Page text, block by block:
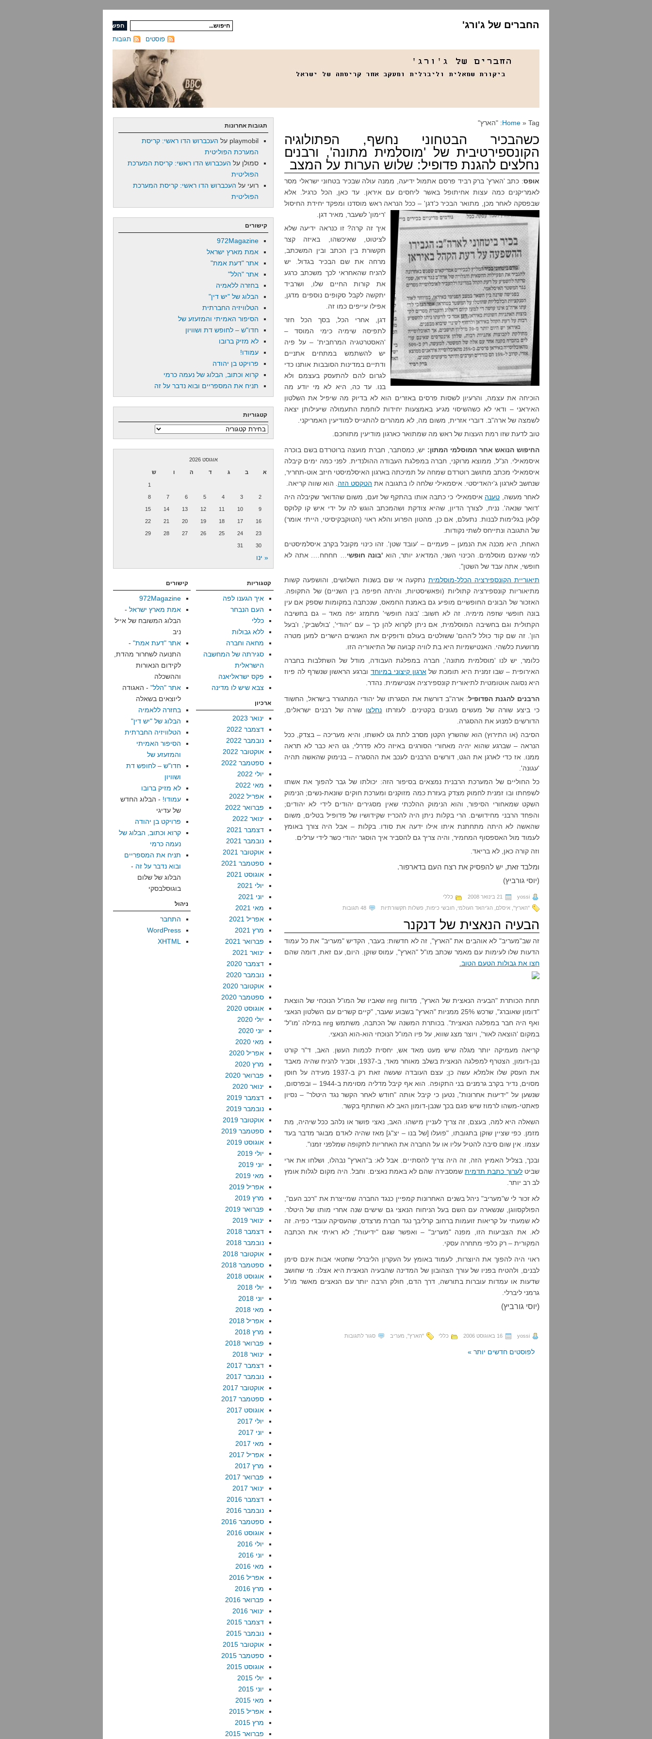
החברים של ג'ורג'
תגובות פוסטים
Home » Tag: "הארץ"
כשהבכיר הבטחוני נחשף, הפתולוגיה
הקונספירטיבית של 'מוסלמית מתונה', ורבנים
נחלצים להגנת פדופיל: שלוש הערות על המצב
אופס: כתב 'הארץ' ברק רביד פרסם אתמול ידיעה, ממנה עולה שבכיר בטחוני ישראלי מסר
לאמריקנים כמה עצות אחיתופל באשר ליחסים עם איראן. עד כאן, הכל כרגיל. אלא
שבפסקה לאחר מכן, מתואר הבכיר כ'דגן' – ככל הנראה ראש מוסדנו ומפקד יחידת החיסול
'רימון' לשעבר, מאיר דגן.
איך זה קרה? זו כנראה ידיעה שלא
לציטוט, שאיכשהו, באיזה קצר
תקשורת בין הכתב ובין המשכתב,
מרחה את שם הבכיר בגדול. יש
להניח שהאחראי לכך משכתב כרגע
את קורות החיים שלו, ושרביד
יתקשה לקבל סקופים נוספים מדגן,
אפילו עייפים כמו זה.
דגן, אחרי הכל, בסך הכל חזר
לתפיסה שימיה כימי המוסד –
'האסטרטגיה המרחבית' – על פיה
יש להשתמש במתחים אתניים
ודתיים במדינות הסובבות אותנו כדי
לגרום להם להתעסק בעצמם ולא
בנו. עד כה, היא לא מי יודע מה
הוכיחה את עצמה, והרעיון לשסות פרסים באזרים הוא לא בדיוק מה שיפיל את השלטון
האיראני – ודאי לא כשהשיסוי מגיע באמצעות יחידות לוחמת התעמולה שיעילותן יצאה
לשמצה של ארה"ב. דוברי אזרית, משום מה, לא ממהרים להתגייס למודיעין האמריקני.
טוב לדעת שזו רמת העצות של ראש מה שמתואר כארגון מודיעין מתוחכם.
החיפוש הנואש אחר המוסלמי המתון: יש, כמסתבר, חברת מועצה ברוטרדם בשם בוכרה
איסמאילי. הנ"ל, ממוצא מרוקני, חברה במפלגת העבודה ההולנדית. לפני כמה ימים קיבלה
איסמאילי מכתב מתושב רוטרדם שמחה על תמיכתה בארגון האיסלמיסטי חיזב אוט-תחריר,
שנחשב לארגון ג'יהאדיסטי. איסמאילי שלחה לו בתגובה את הטקסט הזה . הוא שווה קריאה.
לאחר מעשה, טענה איסמאילי כי כתבה אותו בהתקף של זעם, משום שהדואר שקיבלה היה
'דואר שנאה'. נניח, לצורך הדיון, שהיא צודקת ושהמכתב הוגש לה על ידי איש קו קלוקס
קלאן בגלימות לבנות. נתעלם, אם כן, מהטון הפרוע והלא ראוי (הטוקבקיסיטי, הייתי אומר)
של התגובה ונתייחס לשתי נקודות.
האחת, היא מכנה את הנמען – פעמיים – 'עובד שטן'. זהו כינוי מקובל בקרב איסלמיסטים
למי שאינם מוסלמים. הכינוי השני, המדאיג יותר, הוא 'בונה חופשי … חחחח…. אתה לא
חופשי, אתה עבד של השטן".
תיאוריית הקונספירציה הכלל-מוסלמית נתקעה אי שם בשנות השלושים, והושפעה קשות
מתיאוריות קונספירציה קתוליות (ופאשיסטיות, והיתה חפיפה בין השניים) של התקופה.
האזכור של הבונים החופשיים מופיע גם באמנת החמאס, שנכתבה במקומות שספק אם עין
בונה חופשי שזפה מימיה. זה לא חשוב: 'בונה חופשי' מתמזג יפה מאד – גם בחשיבה
הקתולית וגם בחשיבה המוסלמית, אם ניתן לקרוא להן כך – עם 'יהודי', 'בולשביק', ו'בעל
הון'. זה שם קוד כולל ל'ההם' ששולטים בעולם ודופקים את האנשים הישרים למען מטרה
מרושעת כלשהי. האנטישמיות היא בת לוויה קבועה של התיאוריה הזו.
כלומר, יש לנו 'מוסלמית מתונה', חברה במפלגת העבודה, מודל של השתלבות בחברה
האירופית – שבו זמנית היא תומכת שלארגון קיצוני במיוחד וברגע הראשון שנשרף לה פיוז
היא נסוגה אוטומטית לתיאורית קונספירציה אנטישמית. נהדר.
הרבנים להגנת הפדופיל: ארה"ב דורשת את הסגרתו של יהודי המתגורר בישראל, החשוד
כי ביצע שורה של מעשים מגונים בקטינים. לעזרתו נחלצו שורה של רבנים ישראלים,
הדורשים למנוע את ההסגרה.
הסיבה (או התירוץ) הוא שהשרץ הקטן מסרב לתת גט לאשתו, והיא מעריכה – בצדק, ככל
הנראה – שברגע שהוא יהיה מאחורי הסורגים באיזה כלא פדרלי, גט היא כבר לא תראה
ממנו. אז כדי לארגן את הגט, דורשים הרבנים לעכב את ההסגרה – בנימוק שהאשה תהיה
'עגונה'.
כל החוליים של המערכת הרבנית נמצאים בסיפור הזה: יכולתו של גבר להפוך את אשתו
לשפחתו ובו זמנית לחמוק מצדק בעזרת כמה מזוקנים ומערכת חוקים שונאת-נשים; הנימוק
השקט שמאחורי הסיפור, והוא הנימוק ההלכתי שאין מסגירים יהודים לידי לא יהודים;
והפחד הרבני מחידושים. הרי בקלות ניתן היה להכריז שקידושיו של פדופיל בטלים, משום
שהאשה לא היתה מתחתנת איתו אילו ידעה את סודו. בקלות – אבל היה צורך באומץ
לעמוד מול האספסוף המחמיר, והיה צריך גם להסביר איך הוסגר יהודי כשר לידי ערלים.
וזה קורה כאן, לא בריאד.
ומלבד זאת, יש להפסיק את רצח העם בדארפור.
(יוסי גורביץ)
yossi 21 בינואר 2008
כללי
"הארץ" איסלם הג'יהאד העולמי חובשי כיפות פשלות תקשורתיות 48 תגובות
הבעיה הנאצית של דנקנר
זה שב"מעריב" לא אוהבים את "הארץ", זה לא חדשות: בעבר, הקדיש "מעריב" את כל עמוד
הדעות שלו לעימות עם מאמר שכתב מו"ל "הארץ", עמוס שוקן. היום, עם זאת, דומה שהם
חצו את גבולות הטעם הטוב.
תחת הכותרת "הבעיה הנאצית של הארץ", מדווח nrg שאביו של המו"ל הנוכחי של הוצאת
"דומון שאוברג", שרכש 25% ממניות "הארץ" בשבוע שעבר, "קיים קשרים עם השלטון הנאצי
ואף היה חבר במפלגה הנאצית". בכותרת המשנה של הכתבה, משתמש nrg במילה 'מו"ל'
במקום 'הוצאה לאור', ויוצר מצג שווא, על פיו המו"ל הנוכחי הוא-הוא הנאצי.
קריאה מעמיקה יותר מגלה שיש מעט מאד אש, יחסית לכמות העשן. האב, ד"ר קורט
נבן-דומון, הצטרף למפלגה הנאצית בשלב מאוחר מאד, ב-1937, וסביר להניח שהיה מאבד
את העסק שלו אלמלא עשה כן; עצם העובדה שעשה זאת רק ב-1937 מעידה על חוסן
מסוים, נדיר בקרב גרמנים בני התקופה. הוא אף קיבל מדליה מסוימת ב-1944 – ובפרסום,
שנשען על "ידיעות אחרונות", נטען כי קיבל אותה "חודש לאחר הקשר נגד היטלר" – נסיון
פאתטי-משהו לרמוז שיש פגם בכך שנבן-דומון האב לא השתתף בקשר.
השאלה היא למה, בעצם, זה צריך לעניין מישהו. האב, נאצי פושר או נלהב ככל שיהיה, מת
מזמן. כפי שציין שוקן בתגובתו, "פועלו [של בנו – יצ"ג] מאז שהיה לאדם מבוגר מדבר בעד
עצמו. אין שום סיבה להטיל עליו או על החברה את האחריות לתקופה שמלפני זמנו".
ובכך, בצליל האמיץ הזה, זה היה צריך להסתיים. אבל לא: ב"הארץ" נבהלו, ושלחו את ארי
שביטלערוך כתבת תדמיתשמסבירה שהם לא באמת נאצים. וחבל. היה מקום לגלות אומץ
לב רב יותר.
לא זכור לי ש"מעריב" ניהל בשנים האחרונות קמפיין כנגד החברה שמייצרת את "רכב העם",
הפולקסווגן, שנשארה עם השם בעל הניחוח הנאצי גם שישים שנה אחרי מותו של היטלר.
לא שמעתי על קריאות זועמות ברחוב קרליבך נגד חברת מרצדס, שהעסיקה עובדי כפיה. זה
לא. את הצביעות הזו, מפנה "מעריב" – ואפשר שגם "ידיעות"; לא ראיתי את הכתבה
המקורית – רק כלפי מתחרה עסקי.
ראוי היה להפוך את היוצרות, לעמוד באומץ על העקרון הליברלי שחטאי אבות אינם סימן
לבנים, ולהטיח בפניו של עורך הצהובון של המדינה שהבעיה הנאצית היא אצלו: מי שחושב
שדעות או עמדות עוברות בתורשה, דרך הדם, חולק הרבה יותר עם הנאצים מאשר מו"ל
גרמני ליברלי.
(יוסי גורביץ)
yossi 16 באוגוסט 2006 כללי "הארץ" מעריב סגור לתגובותעל
לפוסטים חדשים יותר »
תגובות אחרונות
playmobil על העכברוש הדו ראשי: קריסת
המערכת הפוליטית
סמולן על העכברוש הדו ראשי: קריסת המערכת
הפוליטית
רועי על העכברוש הדו ראשי: קריסת המערכת
הפוליטית
קישורים
972Magazine
אמת מארץ ישראל
אתר "דעת אמת"
אתר "הלל"
בחזרה ללאמיה
הבלוג של "יש דין"
הטלוויזיה החברתית
הסיפור האמיתי והמזעזע של
חדו"ש – לחופש דת ושוויון
לא מזיק ברובו
עמודו!
פרויקט בן יהודה
קרוא וכתוב, הבלוג של נעמה כרמי
תניח את המספריים ובוא נדבר על זה
קטגוריות
קטגוריות
אוגוסט 2026
א ב ג ד ה ו ש
1
2
3
4
5
6
7
8
9
10
11
12
13
14
15
16
17
18
19
20
21
22
23
24
25
26
27
28
29
30
31
« ינו
קטגוריות
איך הגענו לפה
העם הנבחר
כללי
ללא גבולות
מחאה וחברה
סגירתה של המחשבה
הישראלית
פקס ישראליאנה
צבא שיש לו מדינה
ארכיון
ינואר 2023
דצמבר 2022
נובמבר 2022
אוקטובר 2022
ספטמבר 2022
יולי 2022
מאי 2022
אפריל 2022
פברואר 2022
ינואר 2022
דצמבר 2021
נובמבר 2021
אוקטובר 2021
ספטמבר 2021
אוגוסט 2021
יולי 2021
יוני 2021
מאי 2021
אפריל 2021
מרץ 2021
פברואר 2021
ינואר 2021
דצמבר 2020
נובמבר 2020
אוקטובר 2020
ספטמבר 2020
אוגוסט 2020
יולי 2020
יוני 2020
מאי 2020
אפריל 2020
מרץ 2020
פברואר 2020
ינואר 2020
דצמבר 2019
נובמבר 2019
אוקטובר 2019
ספטמבר 2019
אוגוסט 2019
יולי 2019
יוני 2019
מאי 2019
אפריל 2019
מרץ 2019
פברואר 2019
ינואר 2019
דצמבר 2018
נובמבר 2018
אוקטובר 2018
ספטמבר 2018
אוגוסט 2018
יולי 2018
יוני 2018
מאי 2018
אפריל 2018
מרץ 2018
פברואר 2018
ינואר 2018
דצמבר 2017
נובמבר 2017
אוקטובר 2017
ספטמבר 2017
אוגוסט 2017
יולי 2017
יוני 2017
מאי 2017
אפריל 2017
מרץ 2017
פברואר 2017
ינואר 2017
דצמבר 2016
נובמבר 2016
ספטמבר 2016
אוגוסט 2016
יולי 2016
יוני 2016
מאי 2016
אפריל 2016
מרץ 2016
פברואר 2016
ינואר 2016
דצמבר 2015
נובמבר 2015
אוקטובר 2015
ספטמבר 2015
אוגוסט 2015
יולי 2015
יוני 2015
מאי 2015
אפריל 2015
מרץ 2015
פברואר 2015
קישורים
972Magazine
אמת מארץ ישראל -
הבלוג המשובח של אייל
ניב
אתר "דעת אמת" -
התנועה לשחרור מהדת,
לקידום הנאורות
וההשכלה
אתר "הלל" - האגודה
ליוצאים בשאלה
בחזרה ללאמיה
הבלוג של "יש דין"
הטלוויזיה החברתית
הסיפור האמיתי
והמזעזע של
חדו"ש – לחופש דת
ושוויון
לא מזיק ברובו
עמודו! - הבלוג החדש
של עדיגי
פרויקט בן יהודה
קרוא וכתוב, הבלוג של
נעמה כרמי
תניח את המספריים
ובוא נדבר על זה -
הבלוג של שלום
בוגוסלבסקי
ניהול
התחבר
WordPress
XHTML